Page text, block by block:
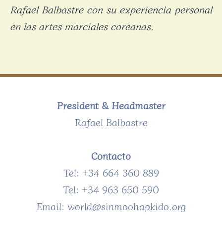
Rafael Balbastre con su experiencia personal
en las artes marciales coreanas.
President & Headmaster
Rafael Balbastre
Contacto
Tel: +34 664 360 889
Tel: +34 963 650 590
Email: world@sinmoohapkido.org